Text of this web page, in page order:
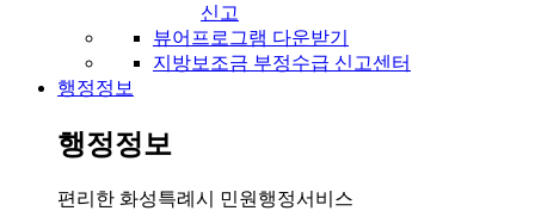
신고
뷰어프로그램 다운받기
지방보조금 부정수급 신고센터
행정정보
행정정보
편리한 화성특례시 민원행정서비스